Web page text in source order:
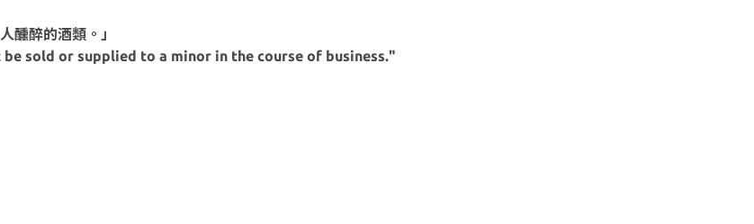
醺醉的酒類。」
sold or supplied to a minor in the course of business."